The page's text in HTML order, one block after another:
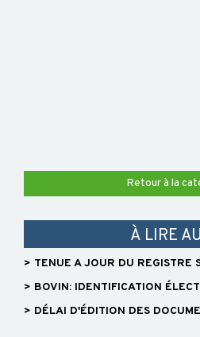
Retour à la
À LIRE
> TENUE A JOUR DU REGISTRE
> BOVIN: IDENTIFICATION
> DÉLAI D'ÉDITION DES